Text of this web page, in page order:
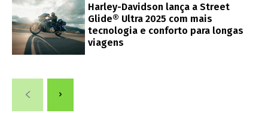
Harley-Davidson lança a Street
Glide® Ultra 2025 com mais
tecnologia e conforto para longas
viagens